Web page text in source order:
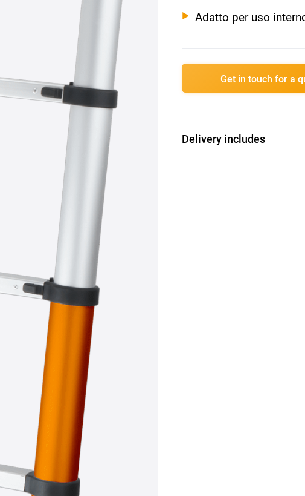
Adatto per uso
Get in touch for a
Delivery includes